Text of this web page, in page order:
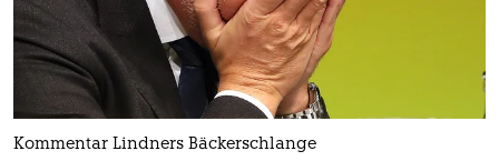
Kommentar Lindners Bäckerschlange